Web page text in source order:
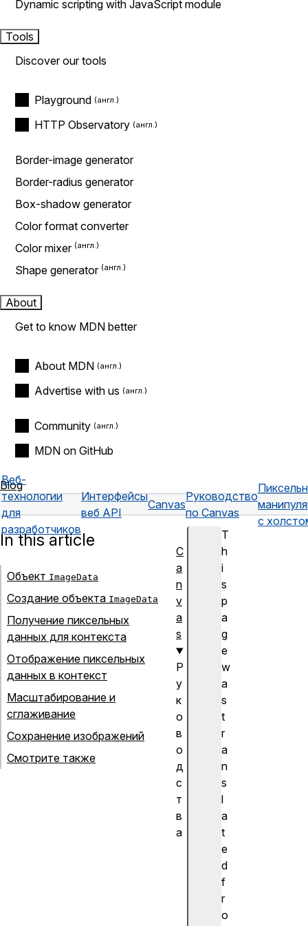
Dynamic scripting with JavaScript module
Tools
Discover our tools
Playground
HTTP Observatory
Border-image generator
Border-radius generator
Box-shadow generator
Color format converter
Color mixer
Shape generator
About
Get to know MDN better
About MDN
Advertise with us
Community
MDN on GitHub
Blog
Веб-
технологии
для
разработчиков
Интерфейсы
веб API
Canvas
Руководство
по Canvas
с
T
h
i
s
p
a
g
e
w
a
s
t
r
a
n
s
l
a
t
e
d
f
r
o
In this article
Объект ImageData
Создание объекта ImageData
Получение пиксельных
данных для контекста
Отображение пиксельных
данных в контекст
Масштабирование и
сглаживание
Сохранение изображений
Смотрите также
C
a
n
v
a
s
Р
у
к
о
в
о
д
с
т
в
а